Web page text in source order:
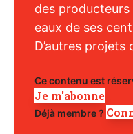
des
eaux de ses
D’autres projets
Ce contenu est
Je m'abonne
Déjà membre ?